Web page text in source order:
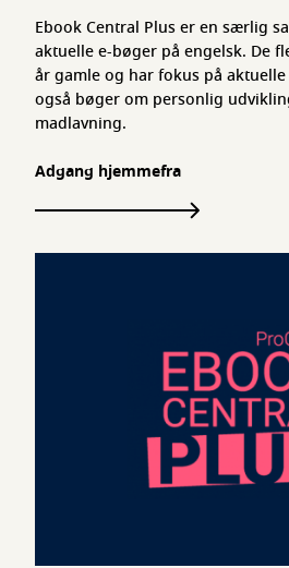
Ebook Central Plus er en særlig
aktuelle e-bøger på engelsk. De
år gamle og har fokus på
også bøger om personlig
madlavning.
Adgang hjemmefra